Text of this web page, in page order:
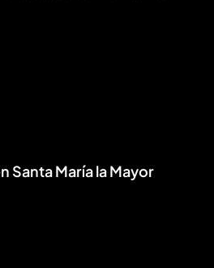
Santa María la Mayor